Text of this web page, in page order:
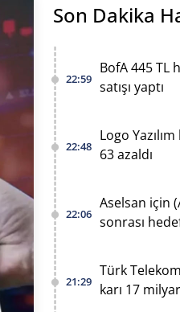
Son Dakika
22:59
BofA 445 TL
satışı yaptı
22:48
Logo
63 azaldı
22:06
Aselsan için
sonrası
21:29
Türk
karı 17 milyar